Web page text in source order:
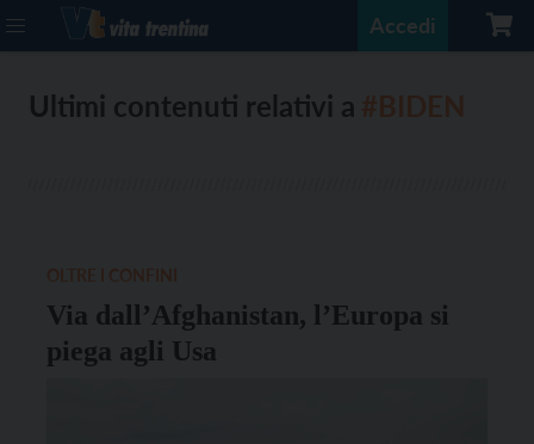
Accedi
Ultimi contenuti relativi a
Via dall’Afghanistan, l’Europa si
piega agli Usa